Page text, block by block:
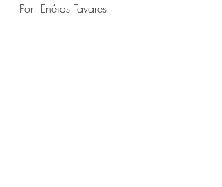
Por: Enéias Tavares